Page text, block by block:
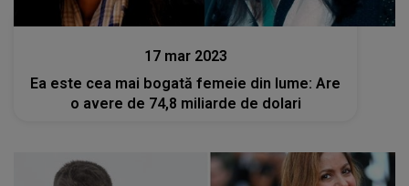
17 mar 2023
Ea este cea mai bogată femeie din lume: Are
o avere de 74,8 miliarde de dolari